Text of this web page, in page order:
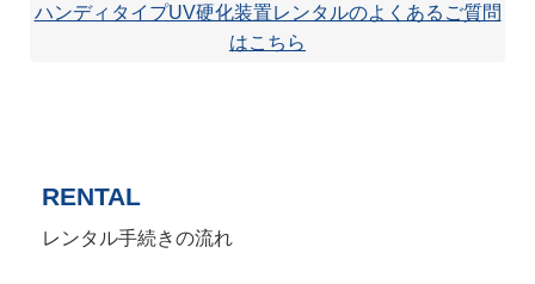
ハンディタイプUV硬化装置レンタルのよくあるご質問
はこちら
RENTAL
レンタル手続きの流れ